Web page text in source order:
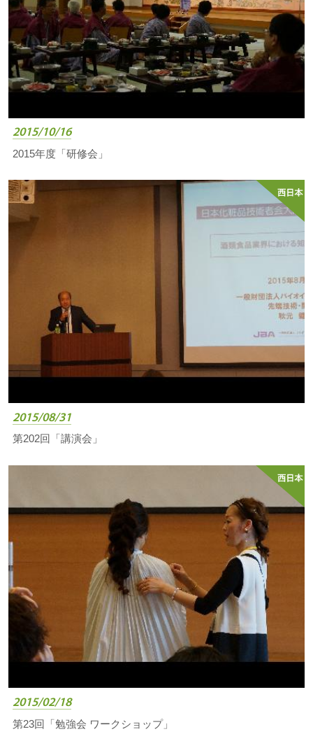
2015/10/16
2015年度「研修会」
2015/08/31
第202回「講演会」
2015/02/18
第23回「勉強会 ワークショップ」